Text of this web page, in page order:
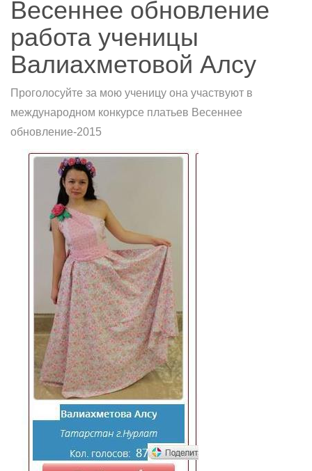
Весеннее обновление
работа ученицы
Валиахметовой Алсу
Проголосуйте за мою ученицу она участвуют в
международном конкурсе платьев Весеннее
обновление-2015